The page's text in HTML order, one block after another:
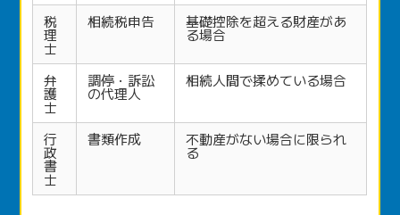
税
理
士
相続税申告 基礎控除を超える財産があ
る場合
弁
護
士
調停・訴訟
の代理人
相続人間で揉めている場合
行
政
書
士
書類作成 不動産がない場合に限られ
る